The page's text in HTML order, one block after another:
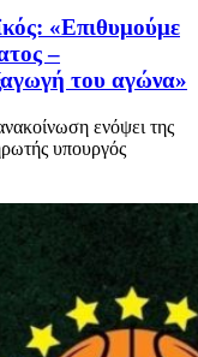
«Επιθυμούμε
–
του αγώνα»
ενόψει της
υπουργός